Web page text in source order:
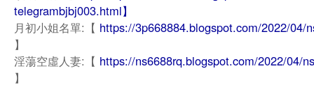
telegrambjbj003.html】
月初小姐名單:【 https://3p668884.blogspot.com/2022/04/
】
淫蕩空虛人妻:【 https://ns6688rq.blogspot.com/2022/04/
】